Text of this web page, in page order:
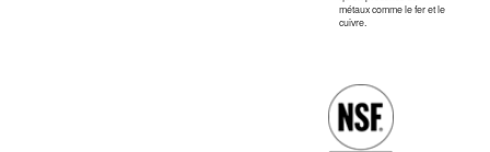
métaux comme le fer et le
cuivre.